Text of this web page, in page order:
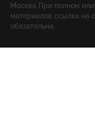
Москва При полном или
материалов ссылка на
обязательна.